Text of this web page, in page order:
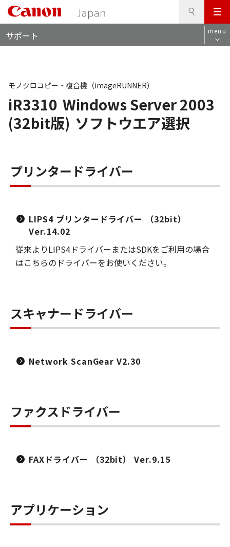
メ
ニ
ュ
サポート menu
iR3310 Windows Server 2003
(32bit版) ソフトウエア選択
モノクロコピー・複合機（imageRUNNER）
プリンタードライバー
LIPS4 プリンタードライバー （32bit）
Ver.14.02
従来よりLIPS4ドライバーまたはSDKをご利用の場合
はこちらのドライバーをお使いください。
スキャナードライバー
Network ScanGear V2.30
ファクスドライバー
FAXドライバー （32bit） Ver.9.15
アプリケーション